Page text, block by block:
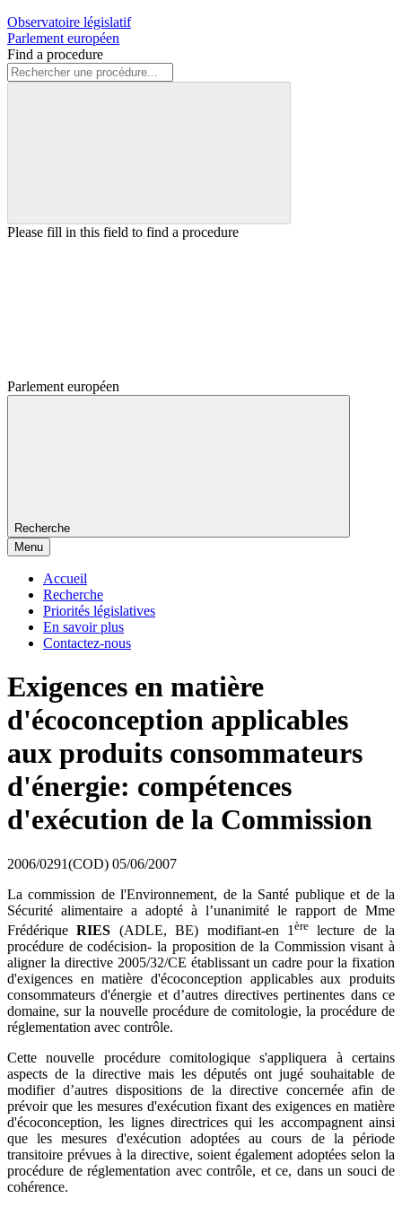
Observatoire législatif
Parlement européen
Find a procedure
Please fill in this field to find a procedure
Parlement européen
Recherche
Menu
Accueil
Recherche
Priorités législatives
En savoir plus
Contactez-nous
Exigences en matière
d'écoconception applicables
aux produits consommateurs
d'énergie: compétences
d'exécution de la Commission
2006/0291(COD) 05/06/2007
La commission de l'Environnement, de la Santé publique et de la
Sécurité alimentaire a adopté à l’unanimité le rapport de Mme
FrédériqueRIES (ADLE, BE) modifiant-en 1 èrelecture de la
procédure de codécision- la proposition de la Commission visant à
aligner la directive 2005/32/CE établissant un cadre pour la fixation
d'exigences en matière d'écoconception applicables aux produits
consommateurs d'énergie et d’autres directives pertinentes dans ce
domaine, sur la nouvelle procédure de comitologie, la procédure de
réglementation avec contrôle.
Cette nouvelle procédure comitologique s'appliquera à certains
aspects de la directive mais les députés ont jugé souhaitable de
modifier d’autres dispositions de la directive concernée afin de
prévoir que les mesures d'exécution fixant des exigences en matière
d'écoconception, les lignes directrices qui les accompagnent ainsi
que les mesures d'exécution adoptées au cours de la période
transitoire prévues à la directive, soient également adoptées selon la
procédure de réglementation avec contrôle, et ce, dans un souci de
cohérence.